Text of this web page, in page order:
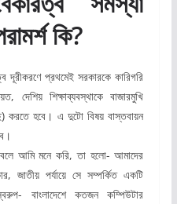
কি?
দূরীকরণে প্রথমেই সরকারকে কারিগরি
দেশিয় শিক্ষাব্যবস্থাকে বাজারমুখি
করতে হবে। এ দুটো বিষয় বাস্তবায়ন
আমি মনে করি, তা হলো- আমাদের
জাতীয় পর্যায়ে সে সম্পর্কিত একটি
বাংলাদেশে কতজন কম্পিউটার